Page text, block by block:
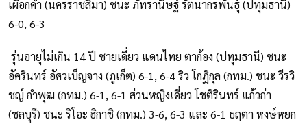
เผือกคำ (นครราชสีมา) ชนะ ภัทรานิษฐ์ รัตนากรพันธุ์ (ปทุมธานี)
6-0, 6-3
รุ่นอายุไม่เกิน 14 ปี ชายเดี่ยว แดนไทย ตาก้อง (ปทุมธานี) ชนะ
อัครินทร์ อัศวเบ็ญจาง (ภูเก็ต) 6-1, 6-4 ริว โกฏิกุล (กทม.) ชนะ วีรวิ
ชญ์ กำพุฒ (กทม.) 6-1, 6-1 ส่วนหญิงเดี่ยว โชติรินทร์ แก้วก่า
(ชลบุรี) ชนะ ริโอะ ฮิกาชิ (กทม.) 3-6, 6-3 และ 6-1 ธฤตา หงษ์หยก